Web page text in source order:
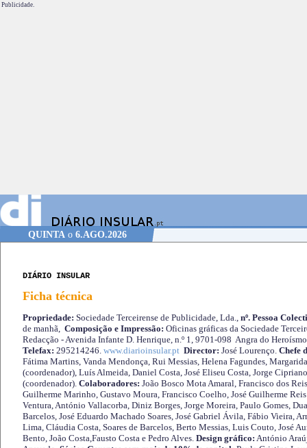
Publicidade.
QUINTAo 6.AGO.2026
DIÁRIO INSULAR
Ficha técnica
Propriedade: Sociedade Terceirense de Publicidade, Lda., nº. Pessoa
de manhã, Composição e Impressão: Oficinas gráficas da Sociedade
Redacção - Avenida Infante D. Henrique, n.º 1, 9701-098 Angra do
Telefax: 295214246. www.diarioinsular.pt Director: José Lourenço. Chefe
Fátima Martins, Vanda Mendonça, Rui Messias, Helena Fagundes,
(coordenador), Luís Almeida, Daniel Costa, José Eliseu Costa, Jorge
(coordenador). Colaboradores: João Bosco Mota Amaral, Francisco dos
Guilherme Marinho, Gustavo Moura, Francisco Coelho, José Guilherme
Ventura, António Vallacorba, Diniz Borges, Jorge Moreira, Paulo Gomes,
Barcelos, José Eduardo Machado Soares, José Gabriel Ávila, Fábio Vieira,
Lima, Cláudia Costa, Soares de Barcelos, Berto Messias, Luis Couto, José
Bento, João Costa,Fausto Costa e Pedro Alves. Design gráfico: António